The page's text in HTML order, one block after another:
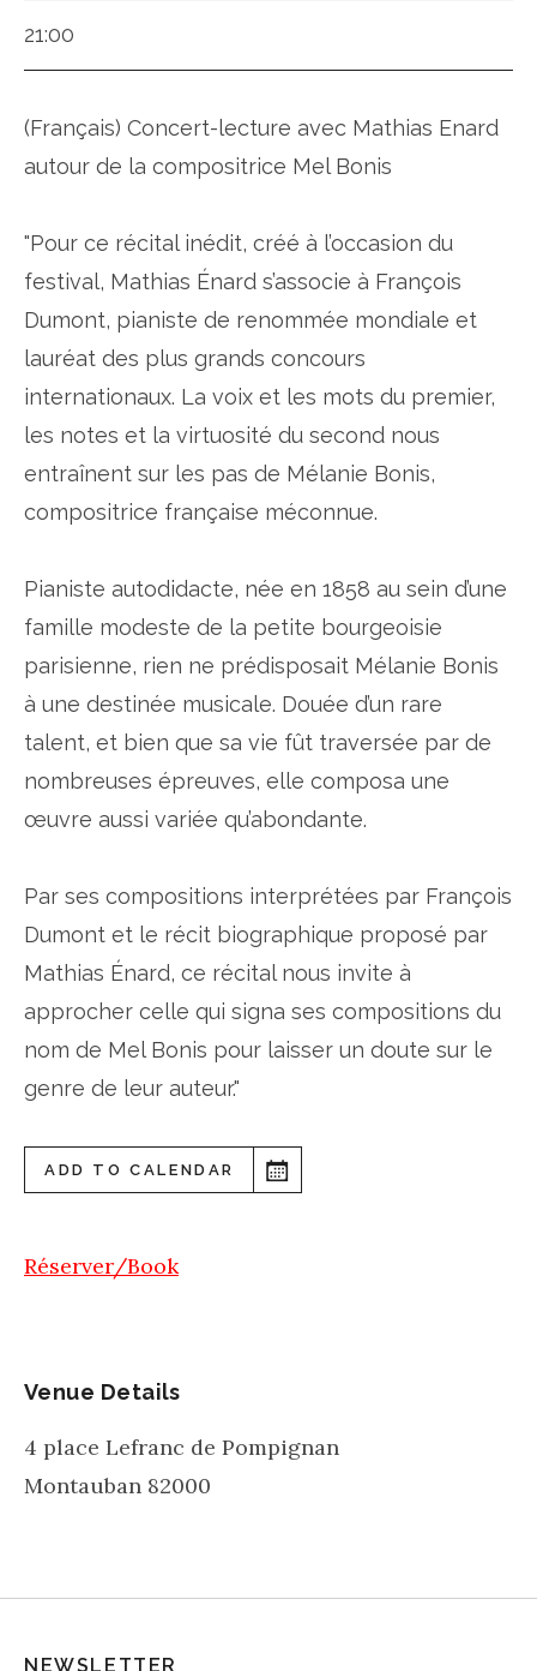
21:00
(Français) Concert-lecture avec Mathias Enard
autour de la compositrice Mel Bonis
"Pour ce récital inédit, créé à l’occasion du
festival, Mathias Énard s’associe à François
Dumont, pianiste de renommée mondiale et
lauréat des plus grands concours
internationaux. La voix et les mots du premier,
les notes et la virtuosité du second nous
entraînent sur les pas de Mélanie Bonis,
compositrice française méconnue.
Pianiste autodidacte, née en 1858 au sein d’une
famille modeste de la petite bourgeoisie
parisienne, rien ne prédisposait Mélanie Bonis
à une destinée musicale. Douée d’un rare
talent, et bien que sa vie fût traversée par de
nombreuses épreuves, elle composa une
œuvre aussi variée qu’abondante.
Par ses compositions interprétées par François
Dumont et le récit biographique proposé par
Mathias Énard, ce récital nous invite à
approcher celle qui signa ses compositions du
nom de Mel Bonis pour laisser un doute sur le
genre de leur auteur."
ADD TO CALENDAR
Réserver/Book
Venue Details
4 place Lefranc de Pompignan
Montauban 82000
NEWSLETTER